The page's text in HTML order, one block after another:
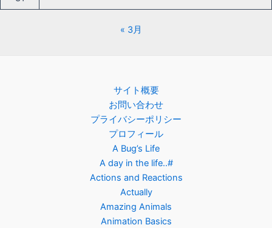
« 3月
サイト概要
お問い合わせ
プライバシーポリシー
プロフィール
A Bug’s Life
A day in the life..#
Actions and Reactions
Actually
Amazing Animals
Animation Basics